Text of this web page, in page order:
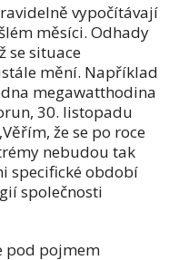
vypočítávají
měsíci. Odhady
se situace
mění. Například
megawatthodina
30. listopadu
že se po roce
nebudou tak
specifické období
společnosti
pod pojmem